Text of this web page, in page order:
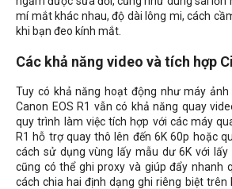
mí mắt khác nhau, độ dài lông mi, cách
khi bạn đeo kính mắt.
Các khả năng video và tích hợp
Tuy có khả năng hoạt động như máy
Canon EOS R1 vẫn có khả năng quay
quy trình làm việc tích hợp với các máy
R1 hỗ trợ quay thô lên đến 6K 60p hoặc
cách sử dụng vùng lấy mẫu dư 6K với lấy
cũng có thể ghi proxy và giúp đẩy nhanh
cách chia hai định dạng ghi riêng biệt trên